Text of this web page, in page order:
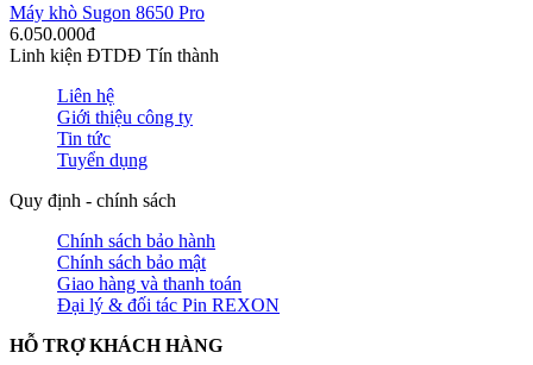
Máy khò Sugon 8650 Pro
6.050.000đ
Linh kiện ĐTDĐ Tín thành
Liên hệ
Giới thiệu công ty
Tin tức
Tuyển dụng
Quy định - chính sách
Chính sách bảo hành
Chính sách bảo mật
Giao hàng và thanh toán
Đại lý & đối tác Pin REXON
HỖ TRỢ KHÁCH HÀNG